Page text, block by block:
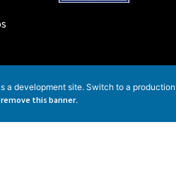
a development site. Switch to a production
remove this banner.